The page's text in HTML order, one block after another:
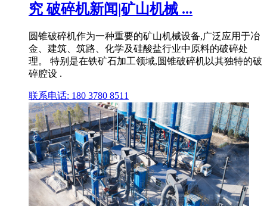
究 破碎机新闻|矿山机械 ...
圆锥破碎机作为一种重要的矿山机械设备,广泛应用于冶
金、建筑、筑路、化学及硅酸盐行业中原料的破碎处
理。 特别是在铁矿石加工领域,圆锥破碎机以其独特的破
碎腔设 .
联系电话: 180 3780 8511